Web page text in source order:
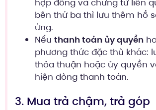
hợp đồng và chứng từ liên
bên thứ ba thì lưu thêm hồ
ứng.
Nếu thanh toán ủy quyền
phương thức đặc thù khác:
thỏa thuận hoặc ủy quyền
hiện dòng thanh toán.
3. Mua trả chậm, trả góp